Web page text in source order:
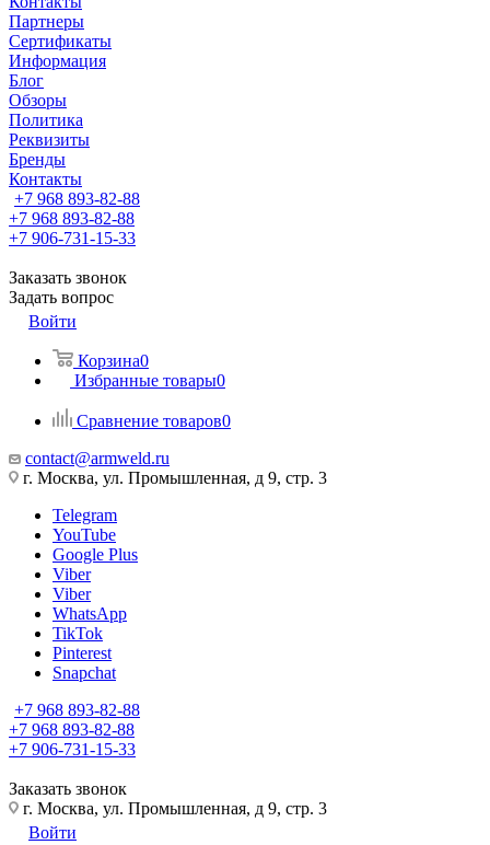
Партнеры
Сертификаты
Информация
Блог
Обзоры
Политика
Реквизиты
Бренды
Контакты
+7 968 893-82-88
+7 968 893-82-88
+7 906-731-15-33
Заказать звонок
Задать вопрос
Войти
Корзина0
Избранные товары0
Сравнение товаров0
contact@armweld.ru
г. Москва, ул. Промышленная, д 9, стр. 3
Telegram
YouTube
Google Plus
Viber
Viber
WhatsApp
TikTok
Pinterest
Snapchat
+7 968 893-82-88
+7 968 893-82-88
+7 906-731-15-33
Заказать звонок
г. Москва, ул. Промышленная, д 9, стр. 3
Войти